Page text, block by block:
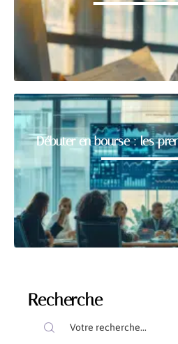
Débuter en bourse : les
Recherche